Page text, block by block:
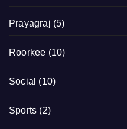
Prayagraj (5)
Roorkee (10)
Social (10)
Sports (2)